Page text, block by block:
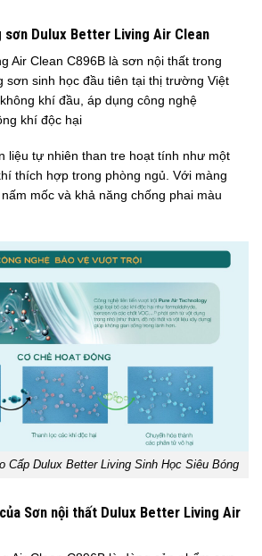
sơn Dulux Better Living Air Clean
Air Clean C896B là sơn nội thất trong
sơn sinh học đầu tiên tại thị trường Việt
khí đầu, áp dụng công nghệ
khí độc hại
liệu tự nhiên than tre hoạt tính như một
thích hợp trong phòng ngủ. Với màng
mốc và khả năng chống phai màu
Cấp Dulux Better Living Sinh Học Siêu Bóng
Sơn nội thất Dulux Better Living Air